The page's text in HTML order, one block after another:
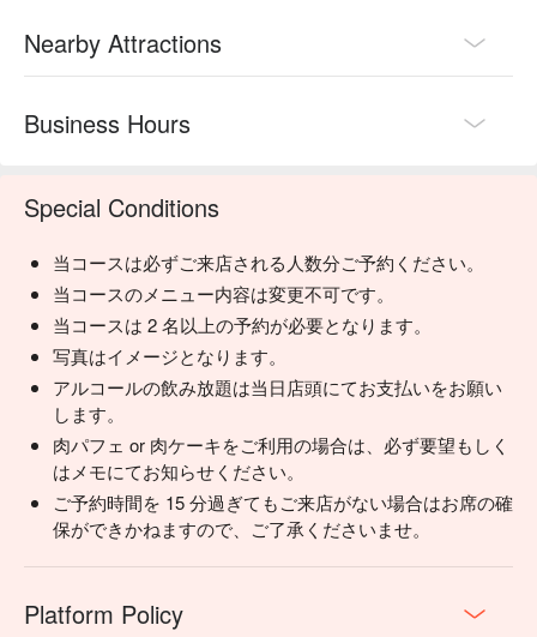
Nearby Attractions
Business Hours
Special Conditions
当コースは必ずご来店される人数分ご予約ください。
当コースのメニュー内容は変更不可です。
当コースは 2 名以上の予約が必要となります。
写真はイメージとなります。
アルコールの飲み放題は当日店頭にてお支払いをお願い
します。
肉パフェ or 肉ケーキをご利用の場合は、必ず要望もしく
はメモにてお知らせください。
ご予約時間を 15 分過ぎてもご来店がない場合はお席の確
保ができかねますので、ご了承くださいませ。
Platform Policy